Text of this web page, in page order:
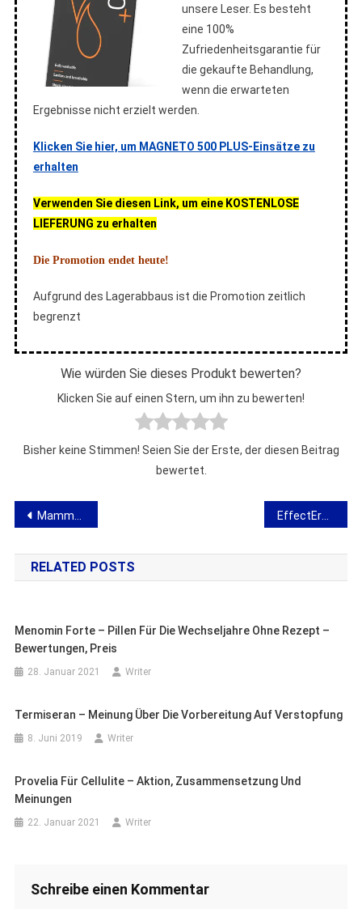
unsere Leser. Es besteht
eine 100%
Zufriedenheitsgarantie für
die gekaufte Behandlung,
wenn die erwarteten
Ergebnisse nicht erzielt werden.
Klicken Sie hier, um MAGNETO 500 PLUS-Einsätze zu
erhalten
Verwenden Sie diesen Link, um eine KOSTENLOSE
LIEFERUNG zu erhalten
Die Promotion endet heute!
Aufgrund des Lagerabbaus ist die Promotion zeitlich
begrenzt
Wie würden Sie dieses Produkt bewerten?
Klicken Sie auf einen Stern, um ihn zu bewerten!
Bisher keine Stimmen! Seien Sie der Erste, der diesen Beitrag
bewertet.
Beitragsnavigation
Mammax – Meinung zu einem Gel, das das Aussehen der Brust verbessert
RELATED POSTS
Menomin Forte – Pillen Für Die Wechseljahre Ohne Rezept –
Bewertungen, Preis
28. Januar 2021 Writer
Termiseran – Meinung Über Die Vorbereitung Auf Verstopfung
8. Juni 2019 Writer
Provelia Für Cellulite – Aktion, Zusammensetzung Und
Meinungen
22. Januar 2021 Writer
Schreibe einen Kommentar